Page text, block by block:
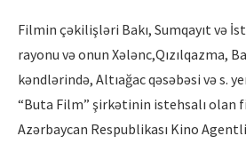
Filmin çəkilişləri Bakı, Sumqayıt və
rayonu və onun Xələnc,Qızılqazma,
kəndlərində, Altıağac qəsəbəsi və s.
“Buta Film” şirkətinin istehsalı olan
Azərbaycan Respublikası Kino